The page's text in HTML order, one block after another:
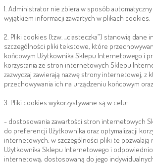
1. Administrator nie zbiera w sposób
wyjątkiem informacji zawartych w plikach cookies.
2. Pliki cookies (tzw. „ciasteczka”) stanowią dane
szczególności pliki tekstowe, które
końcowym Użytkownika Sklepu Internetowego i
korzystania ze stron internetowych Sklepu
zazwyczaj zawierają nazwę strony internetowej, z
przechowywania ich na urządzeniu końcowym
3. Pliki cookies wykorzystywane są w celu:
- dostosowania zawartości stron internetowych
do preferencji Użytkownika oraz optymalizacji
internetowych; w szczególności pliki te pozwalają
Użytkownika Sklepu Internetowego i
internetową, dostosowaną do jego